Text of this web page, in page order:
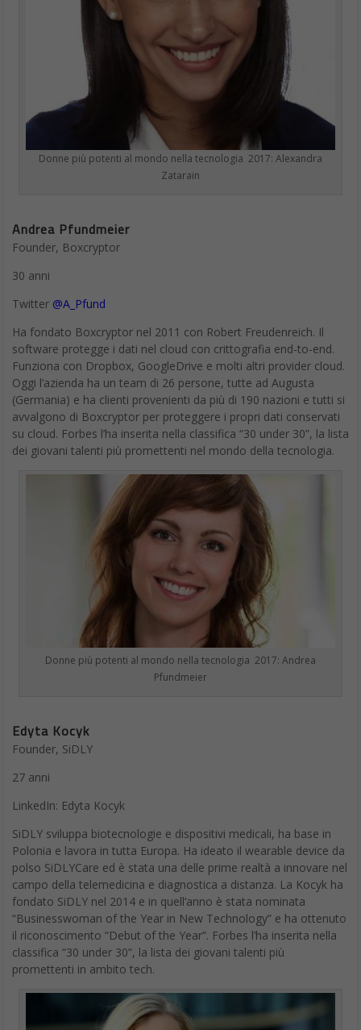
Donne più potenti al mondo nella tecnologia 2017: Alexandra
30 anni
Twitter@A_Pfund
Ha fondato Boxcryptor nel 2011 con Robert Freudenreich. Il
software protegge i dati nel cloud con crittografia end-to-end.
Funziona con Dropbox, GoogleDrive e molti altri provider cloud.
Oggi l’azienda ha un team di 26 persone, tutte ad Augusta
(Germania) e ha clienti provenienti da più di 190 nazioni e tutti si
avvalgono di Boxcryptor per proteggere i propri dati conservati
su cloud. Forbes l’ha inserita nella classifica “30 under 30”, la lista
dei giovani talenti più promettenti nel mondo della tecnologia.
Donne più potenti al mondo nella tecnologia 2017: Andrea
Pfundmeier
27 anni
LinkedIn: Edyta Kocyk
SiDLY sviluppa biotecnologie e dispositivi medicali, ha base in
Polonia e lavora in tutta Europa. Ha ideato il wearable device da
polso SiDLYCare ed è stata una delle prime realtà a innovare nel
campo della telemedicina e diagnostica a distanza. La Kocyk ha
fondato SiDLY nel 2014 e in quell’anno è stata nominata
“Businesswoman of the Year in New Technology” e ha ottenuto
il riconoscimento “Debut of the Year”. Forbes l’ha inserita nella
classifica “30 under 30”, la lista dei giovani talenti più
promettenti in ambito tech.